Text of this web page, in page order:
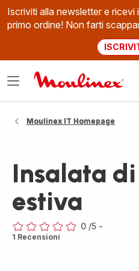
Iscriviti alla newsletter e
primo ordine! Non farti
Apri
Moulinex IT Homepage
Insalata
estiva
ratings.0
0 /5 -
1 Recensioni